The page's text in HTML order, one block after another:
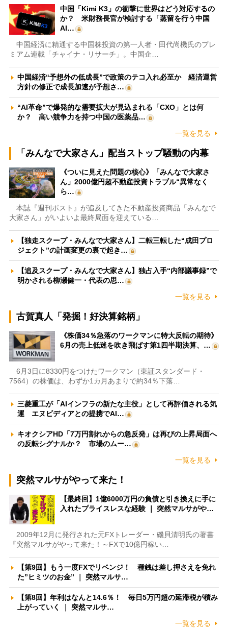
中国「Kimi K3」の衝撃に世界はどう対応するの
か？ 米財務長官が検討する「蒸留を行う中国
AI…
中国経済に精通する中国株投資の第一人者・田代尚機氏のプレ
ミアム連載「チャイナ・リサーチ」。中国企…
中国経済“予想外の低成長”で政策のテコ入れ必至か 経済運営
方針の修正で成長加速が予想さ…
“AI革命”で爆発的な需要拡大が見込まれる「CXO」とは何
か？ 高い競争力を持つ中国の医薬品…
一覧を見る
「みんなで大家さん」配当ストップ騒動の内幕
《ついに見えた問題の核心》「みんなで大家さ
ん」2000億円超不動産投資トラブル“異常なく
ら…
本誌『週刊ポスト』が追及してきた不動産投資商品「みんなで
大家さん」がいよいよ最終局面を迎えている…
【独走スクープ・みんなで大家さん】二転三転した“成田プロ
ジェクト”の計画変更の裏で起き…
【追及スクープ・みんなで大家さん】独占入手“内部議事録”で
明かされる柳瀬健一・代表の思…
一覧を見る
古賀真人「発掘！好決算銘柄」
《株価34％急落のワークマンに特大反転の期待》
6月の売上低迷を吹き飛ばす第1四半期決算、…
6月3日に8330円をつけたワークマン（東証スタンダード・
7564）の株価は、わずか1カ月あまりで約34％下落…
三菱重工が「AIインフラの新たな主役」として再評価される気
運 エヌビディアとの提携でAI…
キオクシアHD「7万円割れからの急反発」は再びの上昇局面へ
の反転シグナルか？ 市場のムー…
一覧を見る
突然マルサがやって来た！
【最終回】1億6000万円の負債と引き換えに手に
入れたプライスレスな経験 ｜ 突然マルサがや…
2009年12月に発行された元FXトレーダー・磯貝清明氏の著書
『突然マルサがやって来た！～FXで10億円稼い…
【第9回】もう一度FXでリベンジ！ 種銭は差し押さえを免れ
た”ヒミツのお金” ｜ 突然マルサ…
【第8回】年利はなんと14.6％！ 毎日5万円超の延滞税が積み
上がっていく ｜ 突然マルサ…
一覧を見る